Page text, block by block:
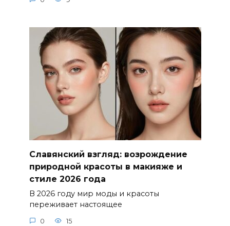
Славянский взгляд: возрождение
природной красоты в макияже и
стиле 2026 года
В 2026 году мир моды и красоты
переживает настоящее
0 15